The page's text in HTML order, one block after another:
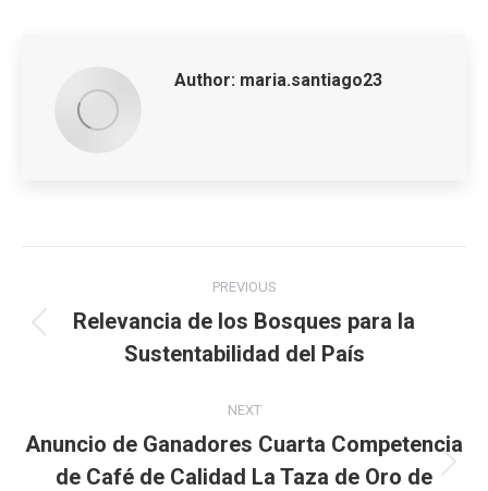
Author: maria.santiago23
navigation
PREVIOUS
Previous
post:
Relevancia de los Bosques para la
Sustentabilidad del País
NEXT
Next
Anuncio de Ganadores Cuarta Competencia
de Café de Calidad La Taza de Oro de